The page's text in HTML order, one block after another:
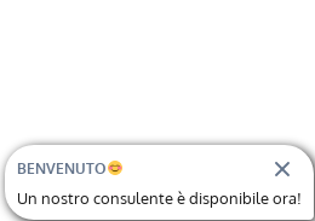
BENVENUTO
Un nostro consulente è disponibile ora!